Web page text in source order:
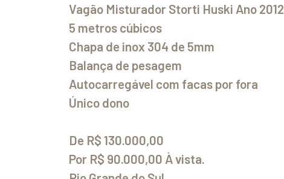
Vagão Misturador Storti Huski Ano 2012
5 metros cúbicos
Chapa de inox 304 de 5mm
Balança de pesagem
Autocarregável com facas por fora
Único dono
De R$ 130.000,00
Por R$ 90.000,00 À vista.